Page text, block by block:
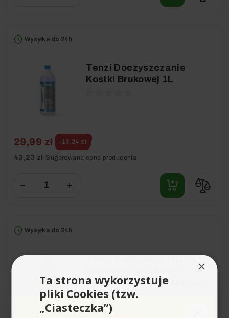
Wysyłka do 24h
Tenzi Doczyszczanie
Kostki Brukowej 1L
29,99 zł -13,24 zł
43,23 zł Sugerowana cena producenta
− +
Wysyłka do 24h
Tenzi TopEfekt® MOSS -
konserwacja elewacji, 1L
×
Ta strona wykorzystuje
pliki Cookies (tzw.
„Ciasteczka”)